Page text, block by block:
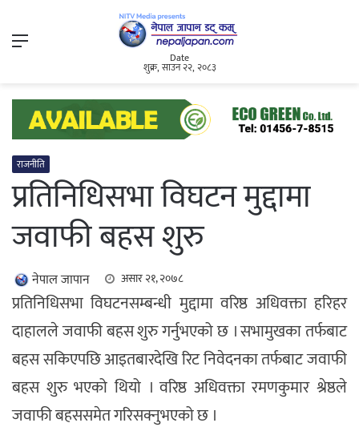
Menu
Date
शुक्र, साउन २२, २०८३
राजनीति
प्रतिनिधिसभा विघटन मुद्दामा
जवाफी बहस शुरु
नेपाल जापान असार २१, २०७८
प्रतिनिधिसभा विघटनसम्बन्धी मुद्दामा वरिष्ठ अधिवक्ता हरिहर
दाहालले जवाफी बहस शुरु गर्नुभएको छ । सभामुखका तर्फबाट
बहस सकिएपछि आइतबारदेखि रिट निवेदनका तर्फबाट जवाफी
बहस शुरु भएको थियो । वरिष्ठ अधिवक्ता रमणकुमार श्रेष्ठले
जवाफी बहससमेत गरिसक्नुभएको छ ।